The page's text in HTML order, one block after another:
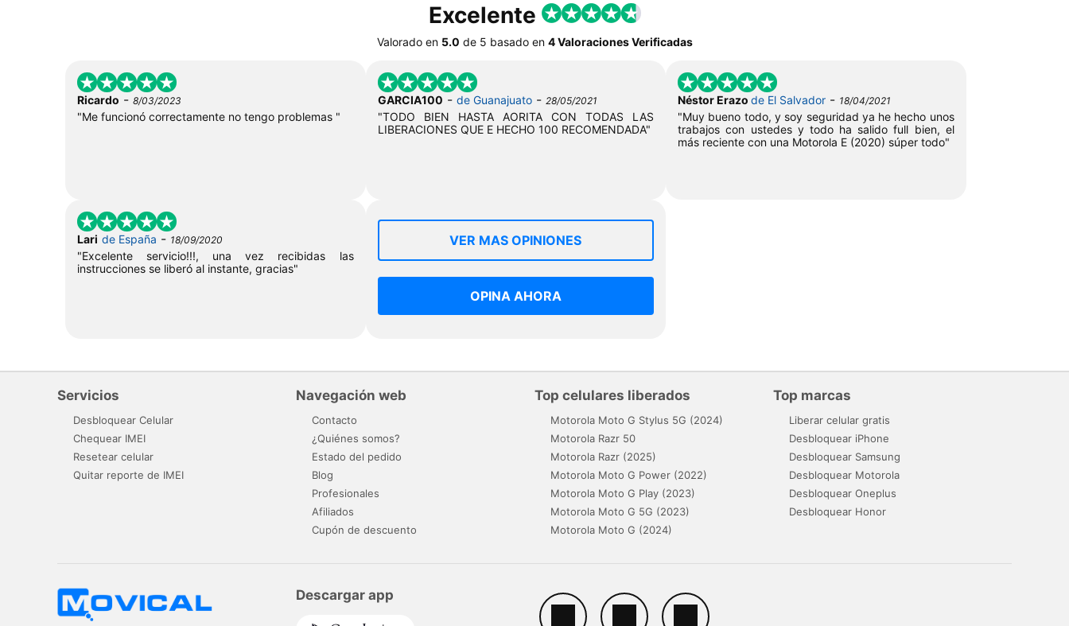
Excelente
Valorado en 5.0 de 5 basado en 4 Valoraciones Verificadas
Ricardo - 8/03/2023
"Me funcionó correctamente no tengo problemas "
GARCIA100 - de Guanajuato- 28/05/2021
"TODO BIEN HASTA AORITA CON TODAS LAS
LIBERACIONES QUE E HECHO 100 RECOMENDADA"
Néstor Erazode El Salvador - 18/04/2021
"Muy bueno todo, y soy seguridad ya he hecho unos
trabajos con ustedes y todo ha salido full bien, el
más reciente con una Motorola E (2020) súper todo"
Lari de España - 18/09/2020
"Excelente servicio!!!, una vez recibidas las
instrucciones se liberó al instante, gracias"
VER MAS OPINIONES
OPINA AHORA
Servicios
Desbloquear Celular
Chequear IMEI
Resetear celular
Quitar reporte de IMEI
Navegación web
Contacto
¿Quiénes somos?
Estado del pedido
Blog
Profesionales
Afiliados
Cupón de descuento
Top celulares liberados
Motorola Moto G Stylus 5G (2024)
Motorola Razr 50
Motorola Razr (2025)
Motorola Moto G Power (2022)
Motorola Moto G Play (2023)
Motorola Moto G 5G (2023)
Motorola Moto G (2024)
Top marcas
Liberar celular gratis
Desbloquear iPhone
Desbloquear Samsung
Desbloquear Motorola
Desbloquear Oneplus
Desbloquear Honor
Descargar app